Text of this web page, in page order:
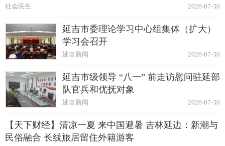
2026-07-30
社会民生
延吉市委理论学习中心组集体（扩大）
学习会召开
2026-07-30
延吉新闻
延吉市级领导 “八一” 前走访慰问驻延部
队官兵和优抚对象
2026-07-30
延吉新闻
【天下财经】清凉一夏 来中国避暑 吉林延边：新潮与
民俗融合 长线旅居留住外籍游客